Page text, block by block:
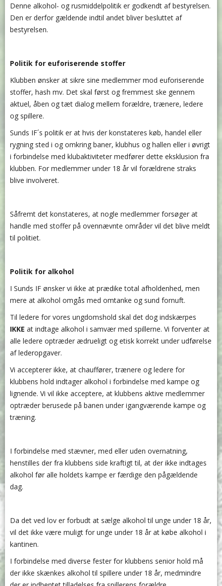
Denne alkohol- og rusmiddelpolitik er godkendt af bestyrelsen.
Den er derfor gældende indtil andet bliver besluttet af
bestyrelsen.
Politik for euforiserende stoffer
Klubben ønsker at sikre sine medlemmer mod euforiserende
stoffer, hash mv. Det skal først og fremmest ske gennem
aktuel, åben og tæt dialog mellem forældre, trænere, ledere
og spillere.
Sunds IF´s politik er at hvis der konstateres køb, handel eller
rygning sted i og omkring baner, klubhus og hallen eller i øvrigt
i forbindelse med klubaktiviteter medfører dette eksklusion fra
klubben. For medlemmer under 18 år vil forældrene straks
blive involveret.
Såfremt det konstateres, at nogle medlemmer forsøger at
handle med stoffer på ovennævnte områder vil det blive meldt
til politiet.
Politik for alkohol
I Sunds IF ønsker vi ikke at prædike total afholdenhed, men
mere at alkohol omgås med omtanke og sund fornuft.
Til ledere for vores ungdomshold skal det dog indskærpes
IKKE at indtage alkohol i samvær med spillerne. Vi forventer at
alle ledere optræder ædrueligt og etisk korrekt under udførelse
af lederopgaver.
Vi accepterer ikke, at chauffører, trænere og ledere for
klubbens hold indtager alkohol i forbindelse med kampe og
lignende. Vi vil ikke acceptere, at klubbens aktive medlemmer
optræder berusede på banen under igangværende kampe og
træning.
I forbindelse med stævner, med eller uden overnatning,
henstilles der fra klubbens side kraftigt til, at der ikke indtages
alkohol før alle holdets kampe er færdige den pågældende
dag.
Da det ved lov er forbudt at sælge alkohol til unge under 18 år,
vil det ikke være muligt for unge under 18 år at købe alkohol i
kantinen.
I forbindelse med diverse fester for klubbens senior hold må
der ikke skænkes alkohol til spillere under 18 år, medmindre